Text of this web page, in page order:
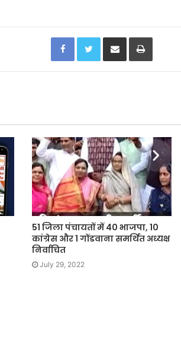
Facebook Twitter
51 जिला पंचायतों में 40 भाजपा, 10
कांग्रेस और 1 गोंडवाना समर्थित अध्यक्ष
निर्वाचित
July 29, 2022